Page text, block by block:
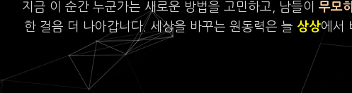
지금 이 순간 누군가는 새로운 방법을 고민하고, 남들이 무모
한 걸음 더 나아갑니다. 세상을 바꾸는 원동력은 늘 상상에서